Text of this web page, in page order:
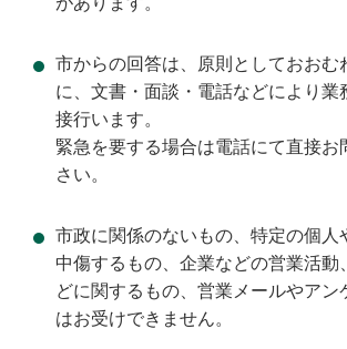
市からの回答は、原則としておおむ
に、文書・面談・電話などにより業
接行います。
緊急を要する場合は電話にて直接お
さい。
市政に関係のないもの、特定の個人
中傷するもの、企業などの営業活動
どに関するもの、営業メールやアン
はお受けできません。